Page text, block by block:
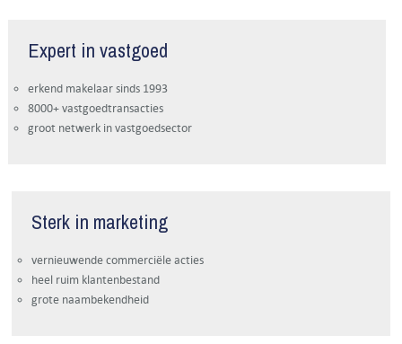
Expert in vastgoed
erkend makelaar sinds 1993
8000+ vastgoedtransacties
groot netwerk in vastgoedsector
Sterk in marketing
vernieuwende commerciële acties
heel ruim klantenbestand
grote naambekendheid